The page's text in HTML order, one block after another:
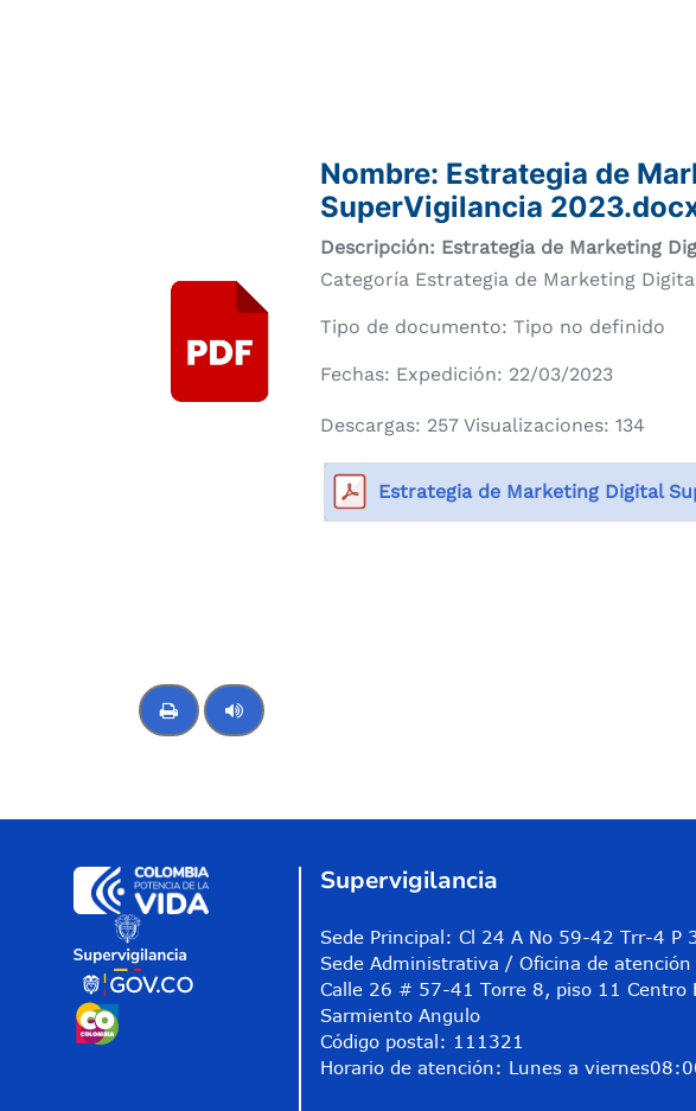
Nombre: Estrategia de
SuperVigilancia
Descripción: Estrategia de Marketing
Categoría Estrategia de Marketing
Tipo de documento: Tipo no definido
Fechas: Expedición: 22/03/2023
Descargas: 257 Visualizaciones: 134
Estrategia de Marketing Digital
Supervigilancia
Sede Principal: Cl 24 A No 59-42 Trr-4 P
Sede Administrativa / Oficina de
Calle 26 # 57-41 Torre 8, piso 11 Centro
Sarmiento Angulo
Código postal: 111321
Horario de atención: Lunes a viernes